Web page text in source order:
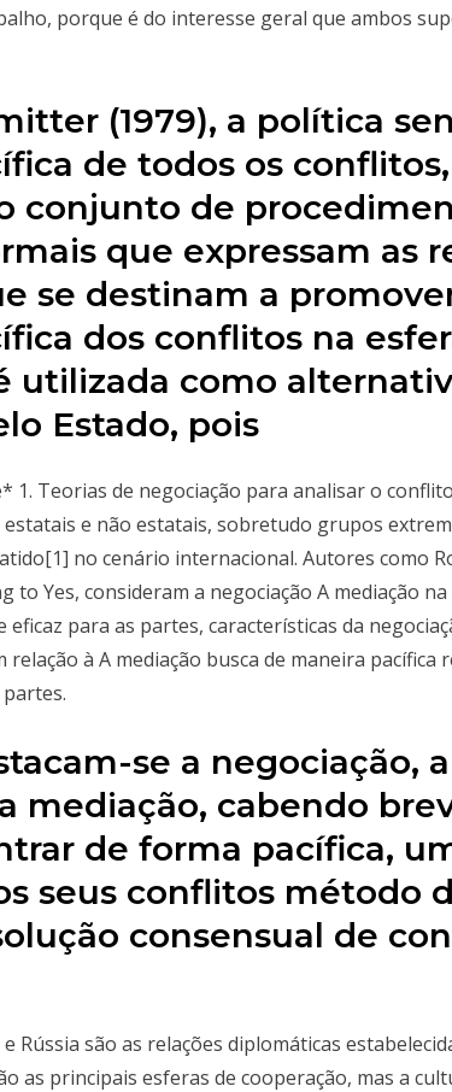
porque é do interesse geral que ambos
(1979), a política
de todos os conflitos,
conjunto de
que expressam as
se destinam a
dos conflitos na
utilizada como
Estado, pois
1. Teorias de negociação para analisar o
e não estatais, sobretudo grupos
no cenário internacional. Autores como
to Yes, consideram a negociação A mediação
eficaz para as partes, características da
relação à A mediação busca de maneira pacífica
se a negociação, a
mediação, cabendo
de forma pacífica,
seus conflitos método
consensual de
Rússia são as relações diplomáticas
as principais esferas de cooperação, mas a